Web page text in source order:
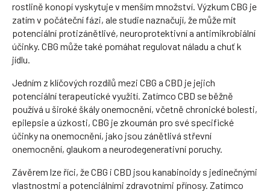
rostlině konopí vyskytuje v menším množství. Výzkum CBG je
zatím v počáteční fázi, ale studie naznačují, že může mít
potenciální protizánětlivé, neuroprotektivní a antimikrobiální
účinky. CBG může také pomáhat regulovat náladu a chuť k
jídlu.
Jedním z klíčových rozdílů mezi CBG a CBD je jejich
potenciální terapeutické využití. Zatímco CBD se běžně
používá u široké škály onemocnění, včetně chronické bolesti,
epilepsie a úzkosti, CBG je zkoumán pro své specifické
účinky na onemocnění, jako jsou zánětlivá střevní
onemocnění, glaukom a neurodegenerativní poruchy.
Závěrem lze říci, že CBG i CBD jsou kanabinoidy s jedinečnými
vlastnostmi a potenciálními zdravotními přínosy. Zatímco